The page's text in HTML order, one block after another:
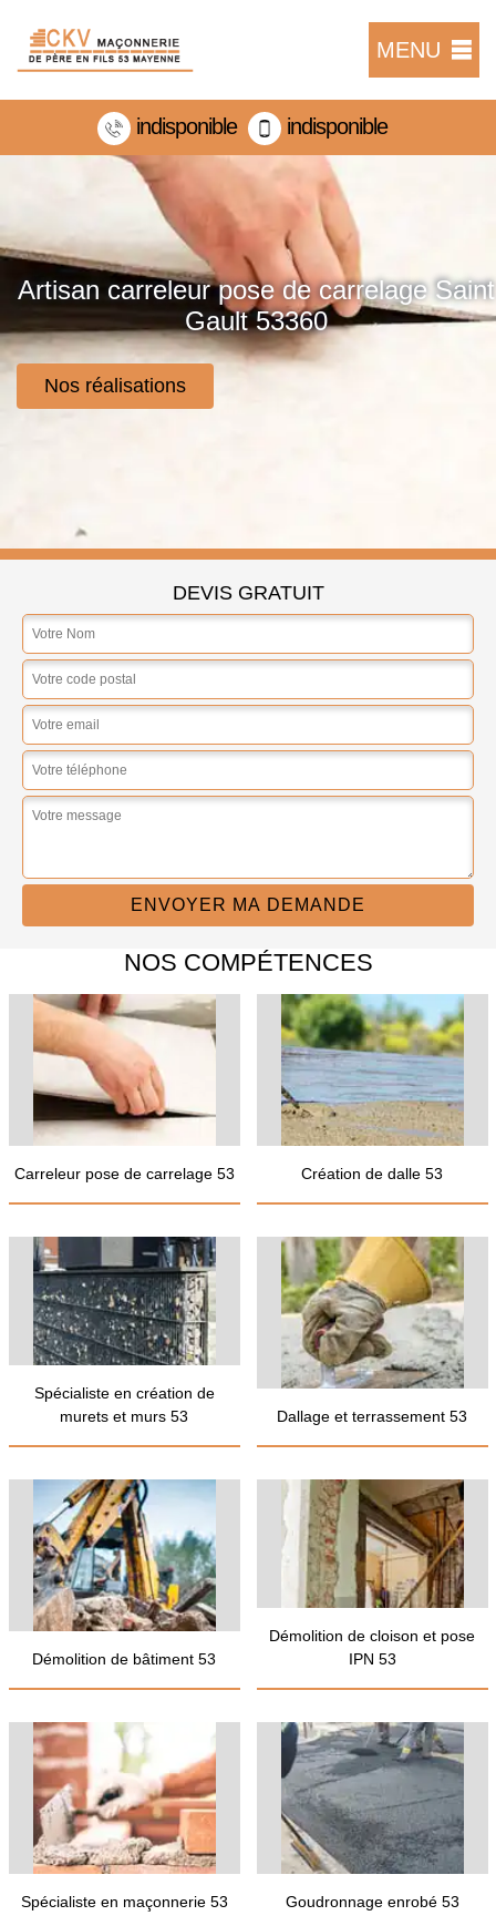
MENU
indisponible indisponible
Artisan carreleur pose de carrelage Saint
Gault 53360
Nos réalisations
DEVIS GRATUIT
NOS COMPÉTENCES
Carreleur pose de carrelage 53 Création de dalle 53
Spécialiste en création de
murets et murs 53
Dallage et terrassement 53
Démolition de bâtiment 53
Démolition de cloison et pose
IPN 53
Spécialiste en maçonnerie 53 Goudronnage enrobé 53